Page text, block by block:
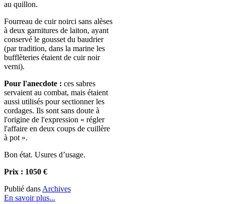
au quillon.
Fourreau de cuir noirci sans alèses
à deux garnitures de laiton, ayant
conservé le gousset du baudrier
(par tradition, dans la marine les
bufflèteries étaient de cuir noir
verni).
Pour l'anecdote : ces sabres
servaient au combat, mais étaient
aussi utilisés pour sectionner les
cordages. Ils sont sans doute à
l'origine de l'expression « régler
l'affaire en deux coups de cuillère
à pot ».
Bon état. Usures d’usage.
Prix : 1050 €
Publié dans Archives
En savoir plus...